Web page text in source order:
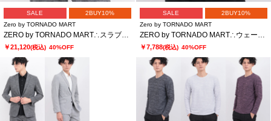
SALE
2BUY10%
Zero by TORNADO MART
ZERO by TORNADO MART∴スラブストレッチジャケット
￥21,120(税込) 40%OFF
SALE
2BUY10%
Zero by TORNADO MART
ZERO by TORNADO MART∴ウェーブストームタック天竺クルー
￥7,788(税込) 40%OFF